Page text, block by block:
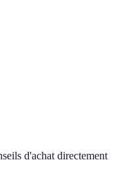
d'achat directement